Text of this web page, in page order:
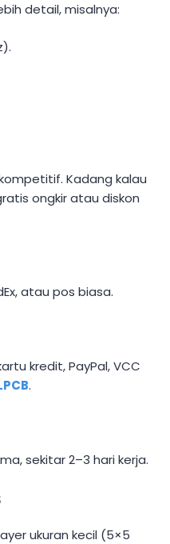
detail, misalnya:
Kadang kalau
ongkir atau diskon
atau pos biasa.
kredit, PayPal, VCC
.
sekitar 2–3 hari kerja.
ukuran kecil (5×5